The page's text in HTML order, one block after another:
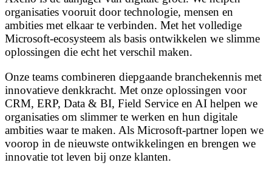
organisaties vooruit door technologie, mensen en
ambities met elkaar te verbinden. Met het volledige
Microsoft-ecosysteem als basis ontwikkelen we slimme
oplossingen die echt het verschil maken.
Onze teams combineren diepgaande branchekennis met
innovatieve denkkracht. Met onze oplossingen voor
CRM, ERP, Data & BI, Field Service en AI helpen we
organisaties om slimmer te werken en hun digitale
ambities waar te maken. Als Microsoft-partner lopen we
voorop in de nieuwste ontwikkelingen en brengen we
innovatie tot leven bij onze klanten.